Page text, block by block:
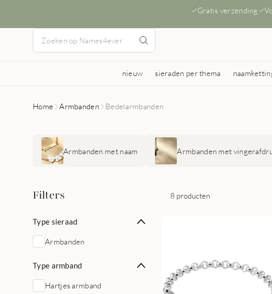
Gratis verzending
nieuw sieraden per thema
Home Armbanden Bedelarmbanden
Armbanden met naam Armbanden met
Filters 8 producten
Type sieraad
Armbanden
Type armband
Hartjes armband